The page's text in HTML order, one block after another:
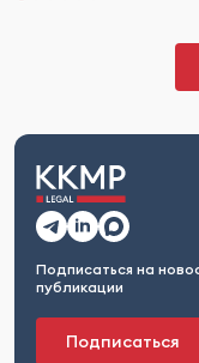
Подписаться на
публикации
Подписаться